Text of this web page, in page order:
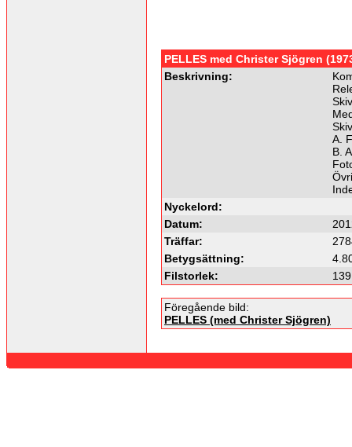
PELLES med Christer Sjögren
Beskrivning:
A.
B.
Nyckelord:
Datum:
Träffar:
Betygsättning:
Filstorlek:
Föregående bild:
PELLES (med Christer Sjögren)